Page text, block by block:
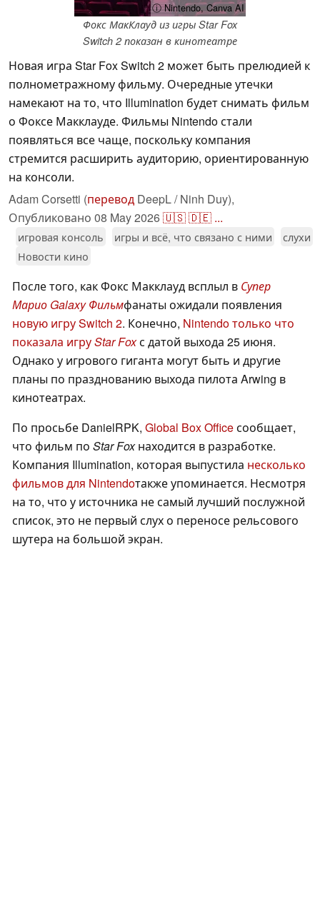
ⓘ Nintendo, Canva AI
Фокс МакКлауд из игры Star Fox
Switch 2 показан в кинотеатре
Новая игра Star Fox Switch 2 может быть прелюдией к
полнометражному фильму. Очередные утечки
намекают на то, что Illumination будет снимать фильм
о Фоксе Макклауде. Фильмы Nintendo стали
появляться все чаще, поскольку компания
стремится расширить аудиторию, ориентированную
на консоли.
Adam Corsetti (перевод DeepL / Ninh Duy),
Опубликовано 08 May 2026🇺🇸🇩🇪 ...
игровая консоль игры и всё, что связано с ними
слухи
Новости кино
После того, как Фокс Макклауд всплыл в Супер
Марио Galaxy Фильмфанаты ожидали появления
новую игру Switch 2. Конечно, Nintendo только что
показала игруStar Foxс датой выхода 25 июня.
Однако у игрового гиганта могут быть и другие
планы по празднованию выхода пилота Arwing в
кинотеатрах.
По просьбе DanielRPK, Global Box Officeсообщает,
что фильм по Star Foxнаходится в разработке.
Компания Illumination, которая выпустила несколько
фильмов для Nintendoтакже упоминается. Несмотря
на то, что у источника не самый лучший послужной
список, это не первый слух о переносе рельсового
шутера на большой экран.